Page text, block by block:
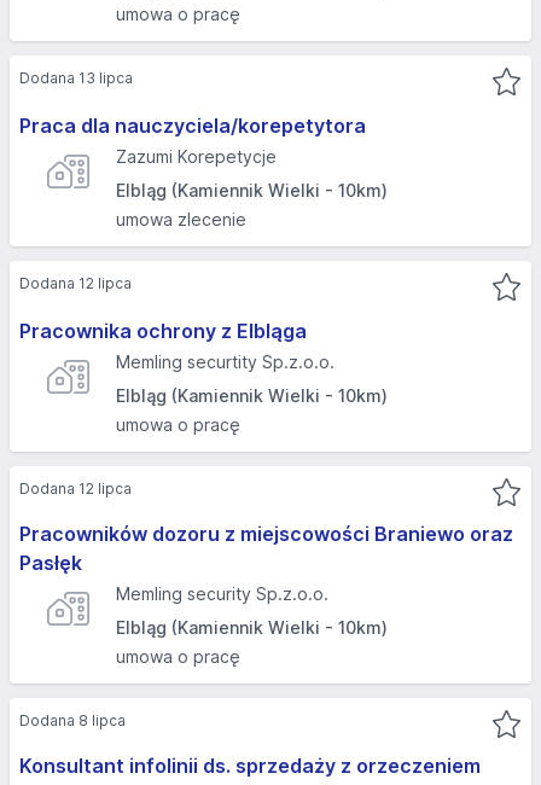
umowa o pracę
Praca dla nauczyciela/korepetytora
Zazumi Korepetycje
Elbląg (Kamiennik Wielki - 10km)
umowa zlecenie
Dodana 13 lipca
Pracownika ochrony z Elbląga
Memling securtity Sp.z.o.o.
Elbląg (Kamiennik Wielki - 10km)
umowa o pracę
Dodana 12 lipca
Pracowników dozoru z miejscowości Braniewo oraz
Pasłęk
Memling security Sp.z.o.o.
Elbląg (Kamiennik Wielki - 10km)
umowa o pracę
Dodana 12 lipca
Konsultant infolinii ds. sprzedaży z orzeczeniem
Dodana 8 lipca